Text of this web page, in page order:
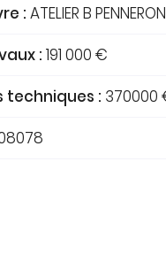
: ATELIER B PENNERON
: 191 000 €
techniques : 370000